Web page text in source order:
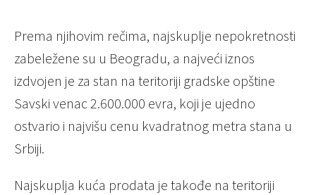
Prema njihovim rečima, najskuplje nepokretnosti
zabeležene su u Beogradu, a najveći iznos
izdvojen je za stan na teritoriji gradske opštine
Savski venac 2.600.000 evra, koji je ujedno
ostvario i najvišu cenu kvadratnog metra stana u
Srbiji.
Najskuplja kuća prodata je takođe na teritoriji